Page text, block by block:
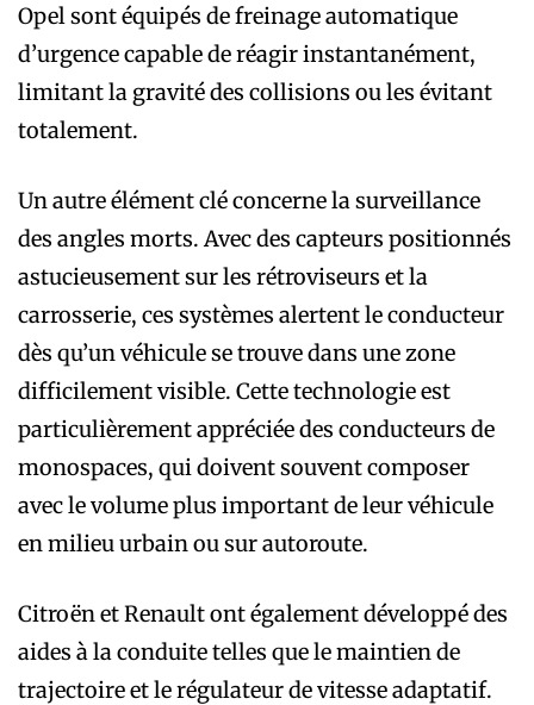
Opel sont équipés de freinage automatique
d’urgence capable de réagir instantanément,
limitant la gravité des collisions ou les évitant
totalement.
Un autre élément clé concerne la surveillance
des angles morts. Avec des capteurs positionnés
astucieusement sur les rétroviseurs et la
carrosserie, ces systèmes alertent le conducteur
dès qu’un véhicule se trouve dans une zone
difficilement visible. Cette technologie est
particulièrement appréciée des conducteurs de
monospaces, qui doivent souvent composer
avec le volume plus important de leur véhicule
en milieu urbain ou sur autoroute.
Citroën et Renault ont également développé des
aides à la conduite telles que le maintien de
trajectoire et le régulateur de vitesse adaptatif.